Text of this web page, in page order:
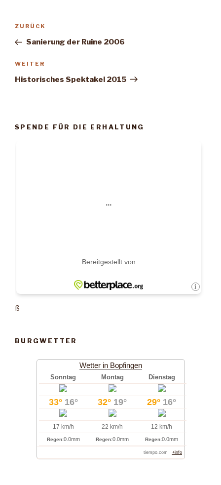
Beitragsnavigation
Vorheriger
Beitrag
ZURÜCK
Sanierung der Ruine 2006
Nächster
Beitrag
WEITER
Historisches Spektakel 2015
SPENDE FÜR DIE ERHALTUNG
ß
BURGWETTER
Wetter in Bopfingen
Sonntag
33° 16°
17 km/h
Regen:0.0mm
Montag
32° 19°
22 km/h
Regen:0.0mm
Dienstag
29° 16°
12 km/h
Regen:0.0mm
tiempo.com +info